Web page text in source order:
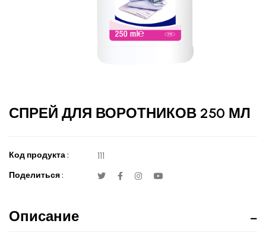
СПРЕЙ ДЛЯ ВОРОТНИКОВ 250 МЛ
Код продукта : 111
Поделиться :
Описание